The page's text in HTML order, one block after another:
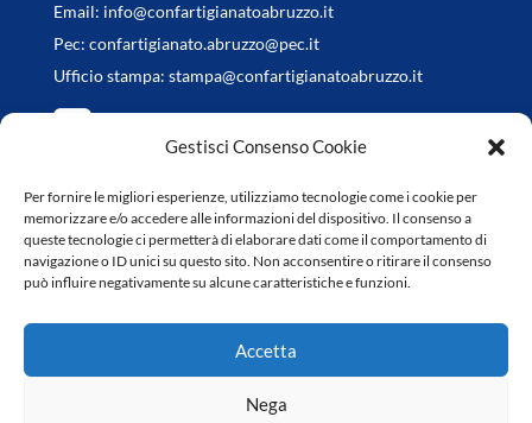
Gestisci Consenso Cookie
Per fornire le migliori esperienze, utilizziamo tecnologie come i cookie per
memorizzare e/o accedere alle informazioni del dispositivo. Il consenso a
queste tecnologie ci permetterà di elaborare dati come il comportamento di
navigazione o ID unici su questo sito. Non acconsentire o ritirare il consenso
può influire negativamente su alcune caratteristiche e funzioni.
Accetta
Nega
Email: info@confartigianatoabruzzo.it
Pec: confartigianato.abruzzo@pec.it
Ufficio stampa: stampa@confartigianatoabruzzo.it
Orari di apertura
da Lunedì a Venerdì
8.30-13.00 / 14.30-18.00